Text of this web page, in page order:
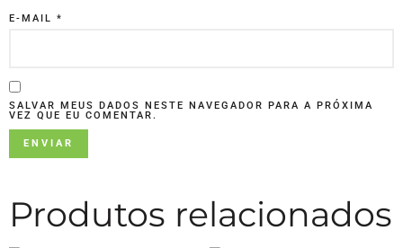
E-MAIL *
SALVAR MEUS DADOS NESTE NAVEGADOR PARA A PRÓXIMA
VEZ QUE EU COMENTAR.
Produtos relacionados